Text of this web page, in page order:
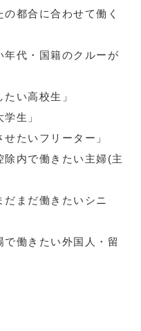
都合に合わせて働く
年代・国籍のクルーが
い高校生」
生」
たいフリーター」
除内で働きたい主婦(主
だまだ働きたいシニ
で働きたい外国人・留